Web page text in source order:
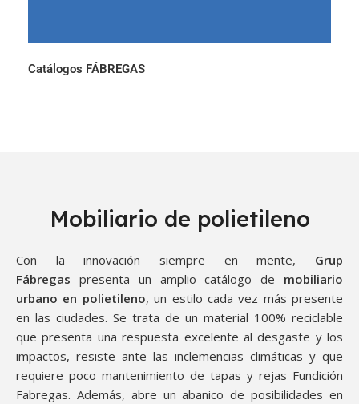
Catálogos FÁBREGAS
Mobiliario de polietileno
Con la innovación siempre en mente, Grup
Fábregas presenta un amplio catálogo de mobiliario
urbano en polietileno, un estilo cada vez más presente
en las ciudades. Se trata de un material 100% reciclable
que presenta una respuesta excelente al desgaste y los
impactos, resiste ante las inclemencias climáticas y que
requiere poco mantenimiento de tapas y rejas Fundición
Fabregas. Además, abre un abanico de posibilidades en